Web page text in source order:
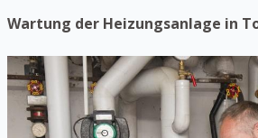
Wartung der Heizungsanlage in